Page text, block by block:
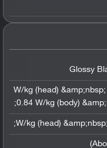
Glossy
0.96 W/kg (head)
0.84 W/kg (body)